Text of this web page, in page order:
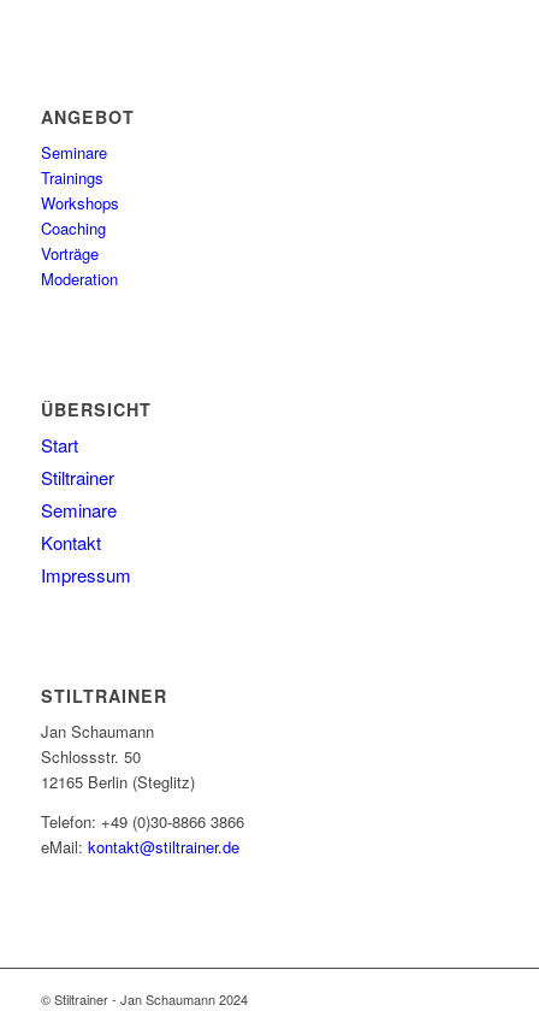
ANGEBOT
Seminare
Trainings
Workshops
Coaching
Vorträge
Moderation
ÜBERSICHT
Start
Stiltrainer
Seminare
Kontakt
Impressum
STILTRAINER
Jan Schaumann
Schlossstr. 50
12165 Berlin (Steglitz)
Telefon: +49 (0)30-8866 3866
eMail: kontakt@stiltrainer.de
© Stiltrainer - Jan Schaumann 2024